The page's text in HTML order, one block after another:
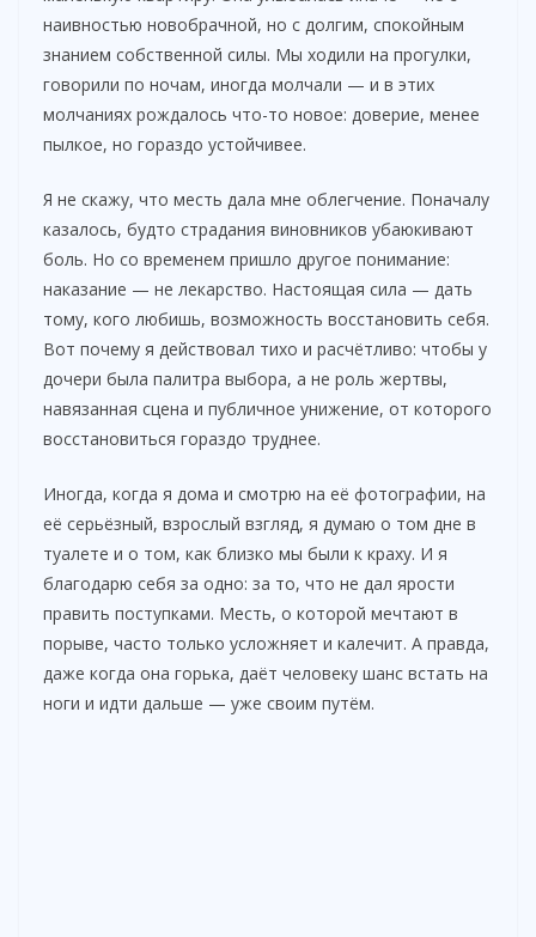
наивностью новобрачной, но с долгим, спокойным
знанием собственной силы. Мы ходили на прогулки,
говорили по ночам, иногда молчали — и в этих
молчаниях рождалось что-то новое: доверие, менее
пылкое, но гораздо устойчивее.
Я не скажу, что месть дала мне облегчение. Поначалу
казалось, будто страдания виновников убаюкивают
боль. Но со временем пришло другое понимание:
наказание — не лекарство. Настоящая сила — дать
тому, кого любишь, возможность восстановить себя.
Вот почему я действовал тихо и расчётливо: чтобы у
дочери была палитра выбора, а не роль жертвы,
навязанная сцена и публичное унижение, от которого
восстановиться гораздо труднее.
Иногда, когда я дома и смотрю на её фотографии, на
её серьёзный, взрослый взгляд, я думаю о том дне в
туалете и о том, как близко мы были к краху. И я
благодарю себя за одно: за то, что не дал ярости
править поступками. Месть, о которой мечтают в
порыве, часто только усложняет и калечит. А правда,
даже когда она горька, даёт человеку шанс встать на
ноги и идти дальше — уже своим путём.